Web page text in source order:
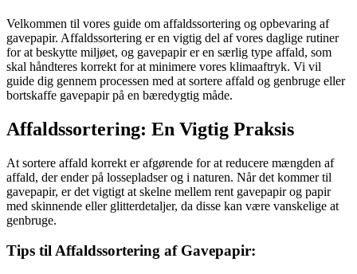
Velkommen til vores guide om affaldssortering og opbevaring af
gavepapir. Affaldssortering er en vigtig del af vores daglige rutiner
for at beskytte miljøet, og gavepapir er en særlig type affald, som
skal håndteres korrekt for at minimere vores klimaaftryk. Vi vil
guide dig gennem processen med at sortere affald og genbruge eller
bortskaffe gavepapir på en bæredygtig måde.
Affaldssortering: En Vigtig Praksis
At sortere affald korrekt er afgørende for at reducere mængden af
affald, der ender på lossepladser og i naturen. Når det kommer til
gavepapir, er det vigtigt at skelne mellem rent gavepapir og papir
med skinnende eller glitterdetaljer, da disse kan være vanskelige at
genbruge.
Tips til Affaldssortering af Gavepapir: